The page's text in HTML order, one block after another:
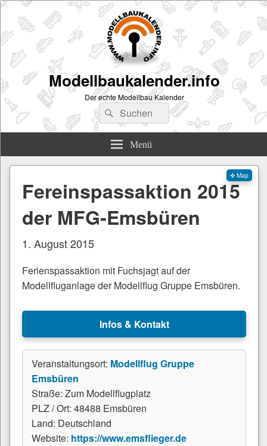
Modellbaukalender.info
Der echte Modellbau Kalender
Suchen
nach:
Suchen
Menü
✜ Map
Fereinspassaktion 2015
der MFG-Emsbüren
1. August 2015
Ferienspassaktion mit Fuchsjagt auf der
Modellfluganlage der Modellflug Gruppe Emsbüren.
Infos & Kontakt
Veranstaltungsort: Modellflug Gruppe
Emsbüren
Straße: Zum Modellflugplatz
PLZ / Ort: 48488 Emsbüren
Land: Deutschland
Website: https://www.emsflieger.de